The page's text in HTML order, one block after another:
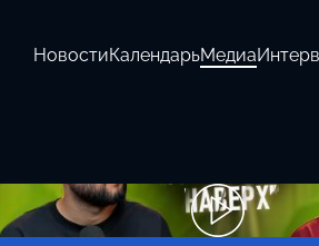
НовостиКалендарьМедиа